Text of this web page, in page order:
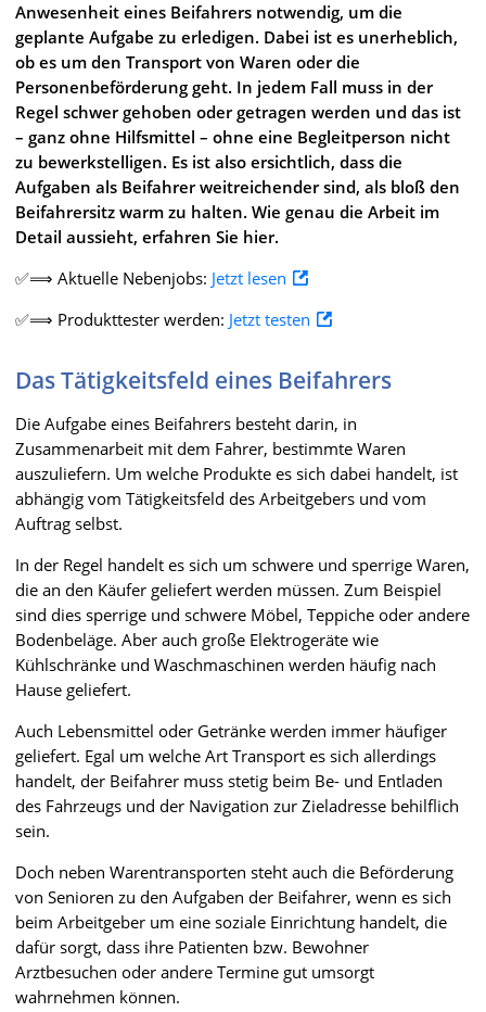
Anwesenheit eines Beifahrers notwendig, um die
geplante Aufgabe zu erledigen. Dabei ist es unerheblich,
ob es um den Transport von Waren oder die
Personenbeförderung geht. In jedem Fall muss in der
Regel schwer gehoben oder getragen werden und das ist
– ganz ohne Hilfsmittel – ohne eine Begleitperson nicht
zu bewerkstelligen. Es ist also ersichtlich, dass die
Aufgaben als Beifahrer weitreichender sind, als bloß den
Beifahrersitz warm zu halten. Wie genau die Arbeit im
Detail aussieht, erfahren Sie hier.
✅⟹ Aktuelle Nebenjobs: Jetzt lesen
✅⟹ Produkttester werden: Jetzt testen
Das Tätigkeitsfeld eines Beifahrers
Die Aufgabe eines Beifahrers besteht darin, in
Zusammenarbeit mit dem Fahrer, bestimmte Waren
auszuliefern. Um welche Produkte es sich dabei handelt, ist
abhängig vom Tätigkeitsfeld des Arbeitgebers und vom
Auftrag selbst.
In der Regel handelt es sich um schwere und sperrige Waren,
die an den Käufer geliefert werden müssen. Zum Beispiel
sind dies sperrige und schwere Möbel, Teppiche oder andere
Bodenbeläge. Aber auch große Elektrogeräte wie
Kühlschränke und Waschmaschinen werden häufig nach
Hause geliefert.
Auch Lebensmittel oder Getränke werden immer häufiger
geliefert. Egal um welche Art Transport es sich allerdings
handelt, der Beifahrer muss stetig beim Be- und Entladen
des Fahrzeugs und der Navigation zur Zieladresse behilflich
sein.
Doch neben Warentransporten steht auch die Beförderung
von Senioren zu den Aufgaben der Beifahrer, wenn es sich
beim Arbeitgeber um eine soziale Einrichtung handelt, die
dafür sorgt, dass ihre Patienten bzw. Bewohner
Arztbesuchen oder andere Termine gut umsorgt
wahrnehmen können.